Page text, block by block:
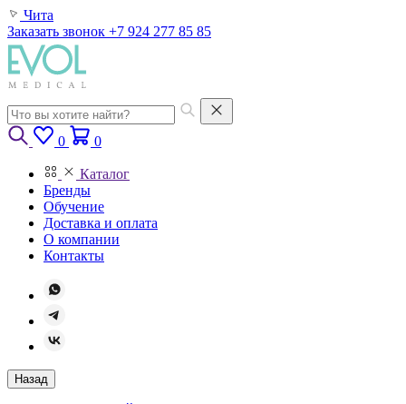
Чита
Заказать звонок +7 924 277 85 85
0 0
Каталог
Бренды
Обучение
Доставка и оплата
О компании
Контакты
Назад